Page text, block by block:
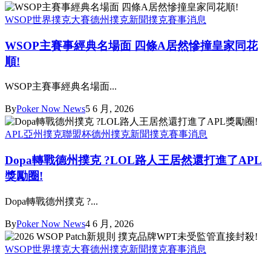
WSOP世界撲克大賽德州撲克新聞撲克賽事消息
WSOP主賽事經典名場面 四條A居然慘撞皇家同花
順!
WSOP主賽事經典名場面...
ByPoker Now News5 6 月, 2026
APL亞州撲克聯盟杯德州撲克新聞撲克賽事消息
Dopa轉戰德州撲克 ?LOL路人王居然還打進了APL
獎勵圈!
Dopa轉戰德州撲克 ?...
ByPoker Now News4 6 月, 2026
WSOP世界撲克大賽德州撲克新聞撲克賽事消息